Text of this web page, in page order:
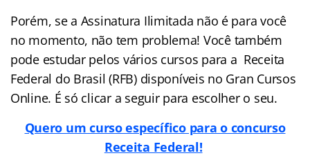
Porém, se a Assinatura Ilimitada não é para você
no momento, não tem problema! Você também
pode estudar pelos vários cursos para a Receita
Federal do Brasil (RFB) disponíveis no Gran Cursos
Online. É só clicar a seguir para escolher o seu.
Quero um curso específico para o concurso
Receita Federal!